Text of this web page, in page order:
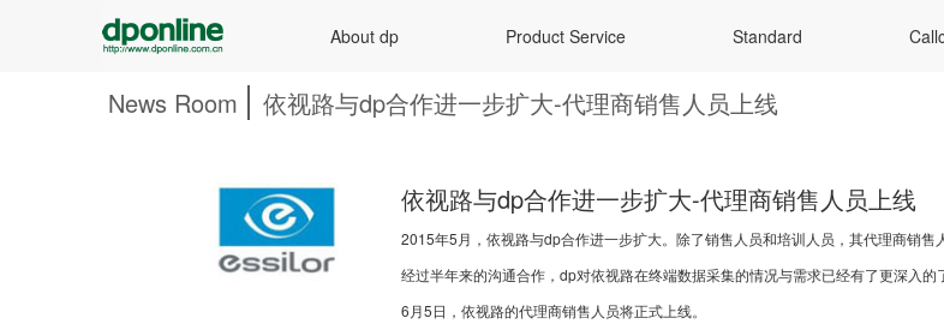
About dp Product Service Standard
News Room 依视路与dp合作进一步扩大-代理商销售人员上线
依视路与dp合作进一步扩大-代理商销售人员上线
2015年5月，依视路与dp合作进一步扩大。除了销售人员和培训人员，其代理商销售
经过半年来的沟通合作，dp对依视路在终端数据采集的情况与需求已经有了更深入
6月5日，依视路的代理商销售人员将正式上线。